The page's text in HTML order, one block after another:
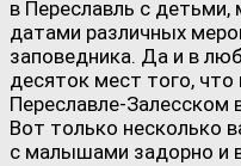
в Переславль с
датами различных
заповедника. Да и в
десяток мест того,
Переславле-Залесском
Вот только несколько
с малышами задорно и